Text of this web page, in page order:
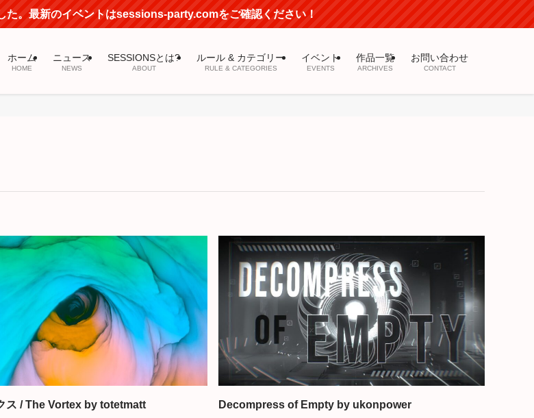
た。最新のイベントはsessions-party.comをご確認ください！
ホーム
HOME
ニュース
NEWS
SESSIONSとは?
ABOUT
ルール & カテゴリー
RULE & CATEGORIES
イベント
EVENTS
作品一覧
ARCHIVES
お問い合わせ
CONTACT
ス / The Vortex by totetmatt Decompress of Empty by ukonpower